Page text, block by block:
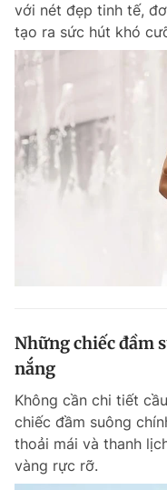
với nét đẹp tinh tế,
tạo ra sức hút khó
Những chiếc đầm
nắng
Không cần chi tiết
chiếc đầm suông
thoải mái và thanh
vàng rực rỡ.